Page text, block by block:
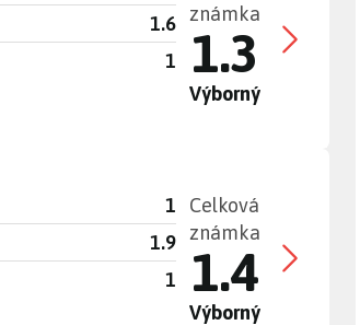
1.6
1
známka
1.3
Výborný
1
1.9
1
Celková
známka
1.4
Výborný